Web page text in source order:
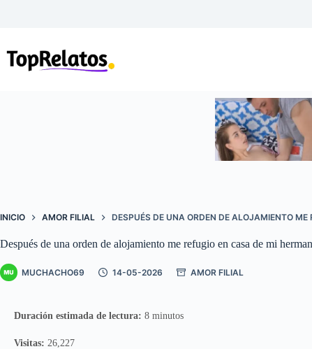
INICIO AMOR FILIAL DESPUÉS DE UNA ORDEN DE ALOJAMIENTO
Después de una orden de alojamiento me refugio en casa de mi
MUCHACHO69 14-05-2026 AMOR FILIAL
Duración estimada de lectura: 8 minutos
Visitas: 26,227